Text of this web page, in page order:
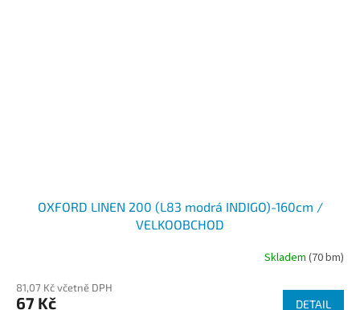
OXFORD LINEN 200 (L83 modrá INDIGO)-160cm /
VELKOOBCHOD
Skladem (70 bm)
81,07 Kč včetně DPH
67 Kč DETAIL